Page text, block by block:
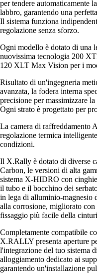
per tendere automaticamente
labbro, garantendo una
Il sistema funziona
regolazione senza sforzo.
Ogni modello è dotato di una
nuovissima tecnologia 200
120 XLT Max Vision per i
Risultato di un'ingegneria
avanzata, la fodera interna
precisione per massimizzare
Ogni strato è progettato per
La camera di raffreddamento
regolazione termica
condizioni.
Il X.Rally è dotato di diverse
Carbon, le versioni di alta
sistema X-HIDRO con
il tubo e il bocchino dei
in lega di alluminio-magnesio
alla corrosione, migliorato
fissaggio più facile della
Completamente compatibile
X.RALLY presenta aperture
l'integrazione del tuo sistema
alloggiamento dedicato ai
garantendo un'installazione